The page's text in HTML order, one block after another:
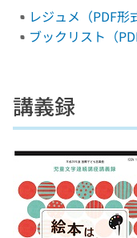
レジュメ（PDF形
ブックリスト（
講義録